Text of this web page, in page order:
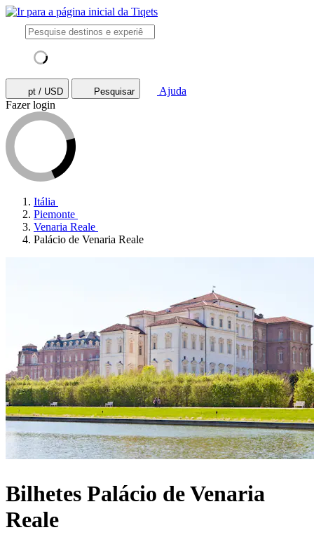
pt / USD Pesquisar
Ajuda
Fazer login
Itália
Piemonte
Venaria Reale
Palácio de Venaria Reale
Bilhetes Palácio de Venaria
Reale